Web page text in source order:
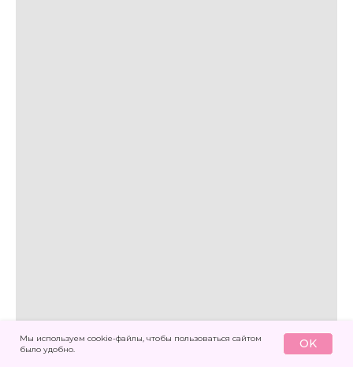
Мы используем cookie-файлы, чтобы пользоваться сайтом
было удобно.
OK